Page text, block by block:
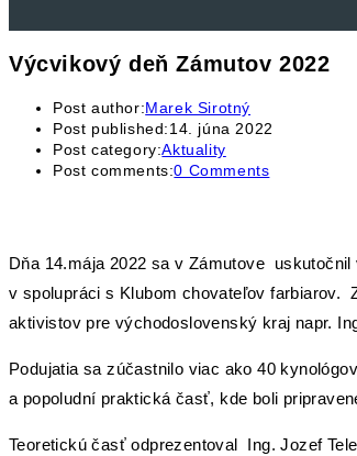
Výcvikový deň Zámutov 2022
Post author:Marek Sirotný
Post published:14. júna 2022
Post category:Aktuality
Post comments:0 Comments
Dňa 14.mája 2022 sa v Zámutove
v spolupráci s Klubom chovateľov farbiarov.
aktivistov pre východoslovenský kraj napr.
Podujatia sa zúčastnilo viac ako 40
a popoludní praktická časť, kde boli
Teoretickú časť odprezentoval Ing. Jozef